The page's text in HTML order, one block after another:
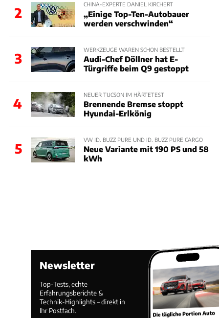
2
CHINA-EXPERTE DANIEL KIRCHERT
„Einige Top-Ten-Autobauer
werden verschwinden“
3
WERKZEUGE WAREN SCHON BESTELLT
Audi-Chef Döllner hat E-
Türgriffe beim Q9 gestoppt
4
NEUER TUCSON IM HÄRTETEST
Brennende Bremse stoppt
Hyundai-Erlkönig
5
VW ID. BUZZ PURE UND ID. BUZZ PURE CARGO
Neue Variante mit 190 PS und 58
kWh
Newsletter
Top-Tests, echte
Erfahrungsberichte &
Technik-Highlights – direkt in
Ihr Postfach.